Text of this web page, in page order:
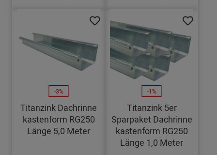
-3%
Titanzink Dachrinne
kastenform RG250
Länge 5,0 Meter
-1%
Titanzink 5er
Sparpaket Dachrinne
kastenform RG250
Länge 1,0 Meter